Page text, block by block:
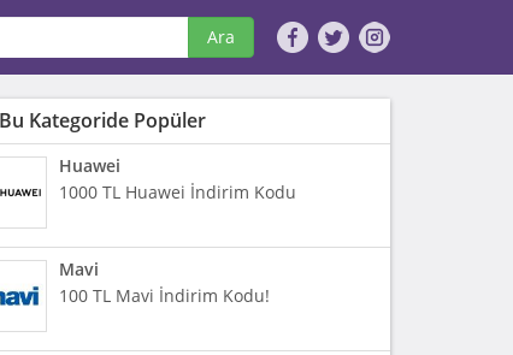
Ara
Bu Kategoride Popüler
Huawei
1000 TL Huawei İndirim Kodu
Mavi
100 TL Mavi İndirim Kodu!